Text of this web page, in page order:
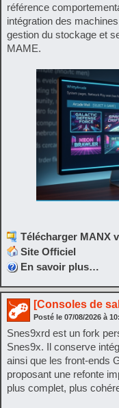
référence
intégration des
gestion du stockage et
MAME.
Télécharger MANX
Site Officiel
En savoir plus…
[Consoles de
Posté le 07/08/2026 à
Snes9xrd est un fork
Snes9x. Il conserve
ainsi que les front-ends
proposant une refonte
plus complet, plus